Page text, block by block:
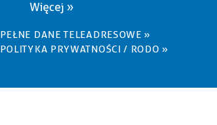
Więcej »
PEŁNE DANE TELEADRESOWE »
POLITYKA PRYWATNOŚCI / RODO »